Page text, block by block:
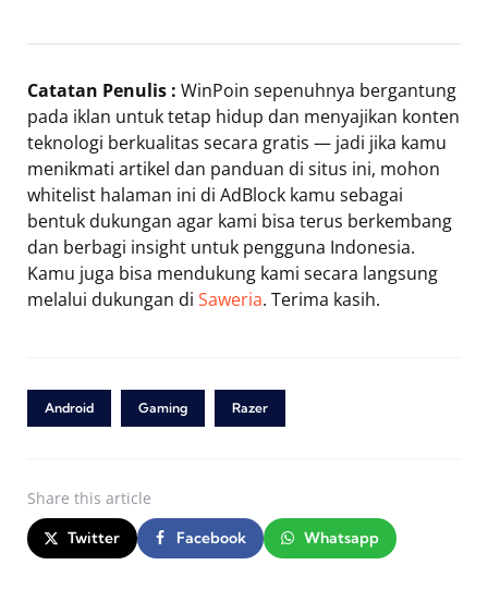
Catatan Penulis : WinPoin sepenuhnya bergantung
pada iklan untuk tetap hidup dan menyajikan konten
teknologi berkualitas secara gratis — jadi jika kamu
menikmati artikel dan panduan di situs ini, mohon
whitelist halaman ini di AdBlock kamu sebagai
bentuk dukungan agar kami bisa terus berkembang
dan berbagi insight untuk pengguna Indonesia.
Kamu juga bisa mendukung kami secara langsung
melalui dukungan di Saweria. Terima kasih.
Android Gaming Razer
Share this article
Twitter Facebook Whatsapp